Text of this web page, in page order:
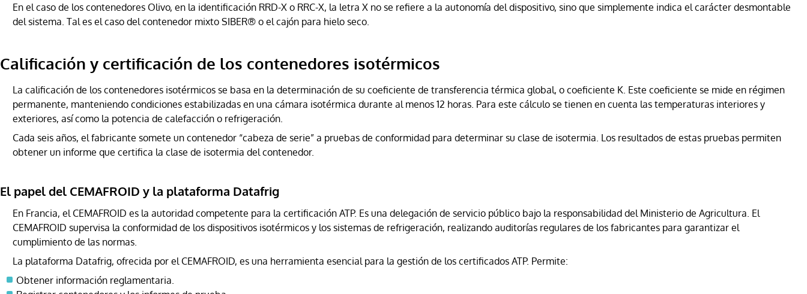
En el caso de los contenedores Olivo, en la identificación RRD-X o RRC-X, la letra X no se refiere a la autonomía del dispositivo, sino que simplemente indica el carácter desmontable
del sistema. Tal es el caso del contenedor mixto SIBER® o el cajón para hielo seco.
Calificación y certificación de los contenedores isotérmicos
La calificación de los contenedores isotérmicos se basa en la determinación de su coeficiente de transferencia térmica global, o coeficiente K. Este coeficiente se mide en régimen
permanente, manteniendo condiciones estabilizadas en una cámara isotérmica durante al menos 12 horas. Para este cálculo se tienen en cuenta las temperaturas interiores y
exteriores, así como la potencia de calefacción o refrigeración.
Cada seis años, el fabricante somete un contenedor “cabeza de serie” a pruebas de conformidad para determinar su clase de isotermia. Los resultados de estas pruebas permiten
obtener un informe que certifica la clase de isotermia del contenedor.
El papel del CEMAFROID y la plataforma Datafrig
En Francia, el CEMAFROID es la autoridad competente para la certificación ATP. Es una delegación de servicio público bajo la responsabilidad del Ministerio de Agricultura. El
CEMAFROID supervisa la conformidad de los dispositivos isotérmicos y los sistemas de refrigeración, realizando auditorías regulares de los fabricantes para garantizar el
cumplimiento de las normas.
La plataforma Datafrig, ofrecida por el CEMAFROID, es una herramienta esencial para la gestión de los certificados ATP. Permite:
Obtener información reglamentaria.